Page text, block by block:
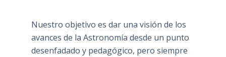
Nuestro objetivo es dar una visión de los
avances de la Astronomía desde un punto
desenfadado y pedagógico, pero siempre